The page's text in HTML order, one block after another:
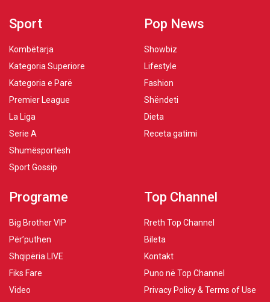
Sport
Kombëtarja
Kategoria Superiore
Kategoria e Parë
Premier League
La Liga
Serie A
Shumësportësh
Sport Gossip
Pop News
Showbiz
Lifestyle
Fashion
Shëndeti
Dieta
Receta gatimi
Programe
Big Brother VIP
Për’puthen
Shqipëria LIVE
Fiks Fare
Video
Top Channel
Rreth Top Channel
Bileta
Kontakt
Puno në Top Channel
Privacy Policy & Terms of Use